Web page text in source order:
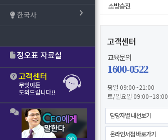
한국사
소방승진
고객센터
교육문의
1600-0522
평일 09:00~21:00
토/일요일 09:00~18:00
담당자별 내선보기
온라인서점 바로가기